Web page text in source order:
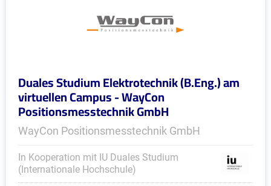
Duales Studium Elektrotechnik (B.Eng.) am
virtuellen Campus - WayCon
Positionsmesstechnik GmbH
WayCon Positionsmesstechnik GmbH
In Kooperation mit IU Duales Studium
(Internationale Hochschule)